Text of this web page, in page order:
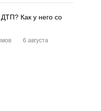
Как у него со
6 августа